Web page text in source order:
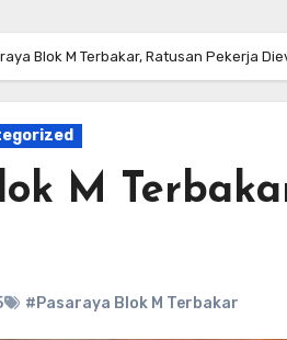
Blok M Terbakar, Ratusan Pekerja
M
#Pasaraya Blok M Terbakar